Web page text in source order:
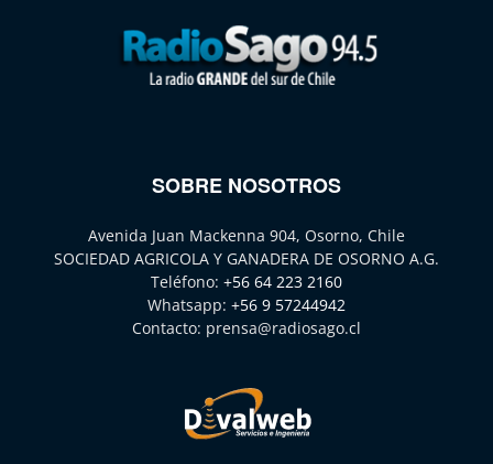
SOBRE NOSOTROS
Avenida Juan Mackenna 904, Osorno, Chile
SOCIEDAD AGRICOLA Y GANADERA DE OSORNO A.G.
Teléfono: +56 64 223 2160
Whatsapp: +56 9 57244942
Contacto: prensa@radiosago.cl